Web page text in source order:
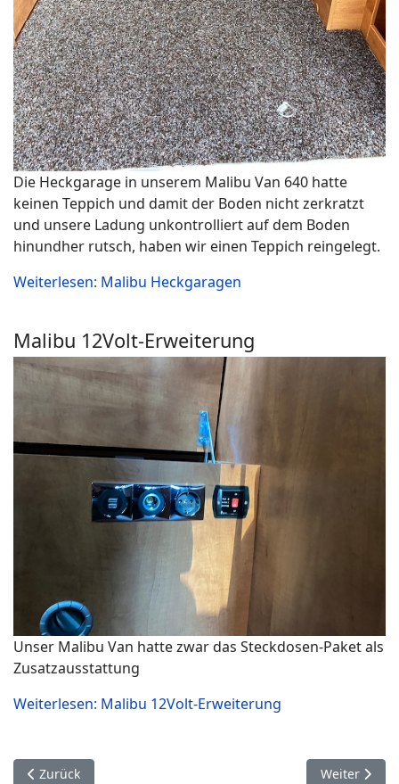
Die Heckgarage in unserem Malibu Van 640 hatte
keinen Teppich und damit der Boden nicht zerkratzt
und unsere Ladung unkontrolliert auf dem Boden
hinundher rutsch, haben wir einen Teppich reingelegt.
Weiterlesen: Malibu Heckgaragen
Malibu 12Volt-Erweiterung
Unser Malibu Van hatte zwar das Steckdosen-Paket als
Zusatzausstattung
Weiterlesen: Malibu 12Volt-Erweiterung
Vorheriger Beitrag: Newsseite Wohnmobilreisen
Zurück Nächster
Weiter